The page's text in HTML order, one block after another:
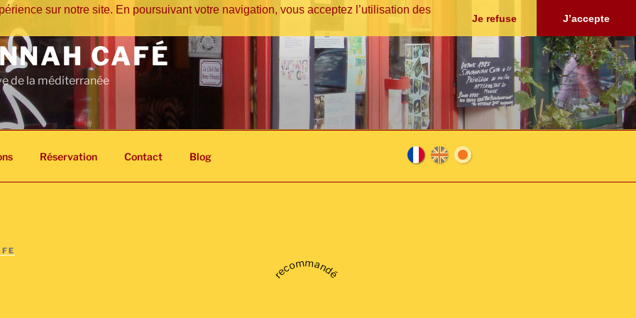
sur notre site. En poursuivant votre navigation, vous acceptez l’utilisation des
Je refuse J’accepte
CAFÉ
de la méditerranée
Réservation Contact Blog
Fra En 日
recommandé